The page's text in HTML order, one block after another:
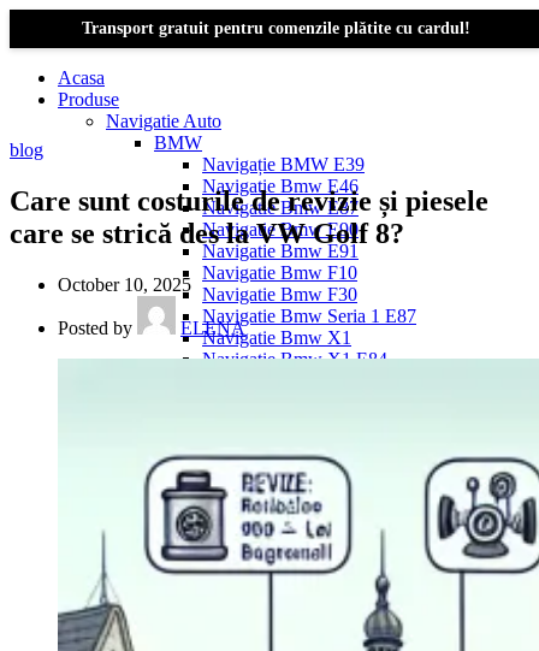
Transport gratuit pentru comenzile plătite cu cardul!
Acasa
Produse
Navigatie Auto
BMW
Navigație BMW E39
Navigatie Bmw E46
Navigatie Bmw E87
Navigatie Bmw E90
Navigatie Bmw E91
Navigatie Bmw F10
Navigatie Bmw F30
Navigatie Bmw Seria 1 E87
Navigatie Bmw X1
Navigatie Bmw X1 E84
Navigație Dacia Logan 1 (2004–2012)
Navigație Dacia Logan 2 (2012–2020)
Navigație Dacia Logan 3 (2020–Prezent)
Dacia Duster
Navigatie Duster 2011
Navigatie Duster 2019
Navigatie Audi A3 8p
blog
Care sunt costurile de revizie și piesele
care se strică des la VW Golf 8?
October 10, 2025
Posted by ELENA